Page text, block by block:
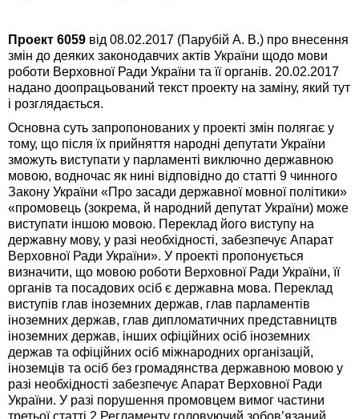
Проект 6059 від 08.02.2017 (Парубій А. В.) про внесення
змін до деяких законодавчих актів України щодо мови
роботи Верховної Ради України та її органів. 20.02.2017
надано доопрацьований текст проекту на заміну, який тут
і розглядається.
Основна суть запропонованих у проекті змін полягає у
тому, що після їх прийняття народні депутати України
зможуть виступати у парламенті виключно державною
мовою, водночас як нині відповідно до статті 9 чинного
Закону України «Про засади державної мовної політики»
«промовець (зокрема, й народний депутат України) може
виступати іншою мовою. Переклад його виступу на
державну мову, у разі необхідності, забезпечує Апарат
Верховної Ради України». У проекті пропонується
визначити, що мовою роботи Верховної Ради України, її
органів та посадових осіб є державна мова. Переклад
виступів глав іноземних держав, глав парламентів
іноземних держав, глав дипломатичних представництв
іноземних держав, інших офіційних осіб іноземних
держав та офіційних осіб міжнародних організацій,
іноземців та осіб без громадянства державною мовою у
разі необхідності забезпечує Апарат Верховної Ради
України. У разі порушення промовцем вимог частини